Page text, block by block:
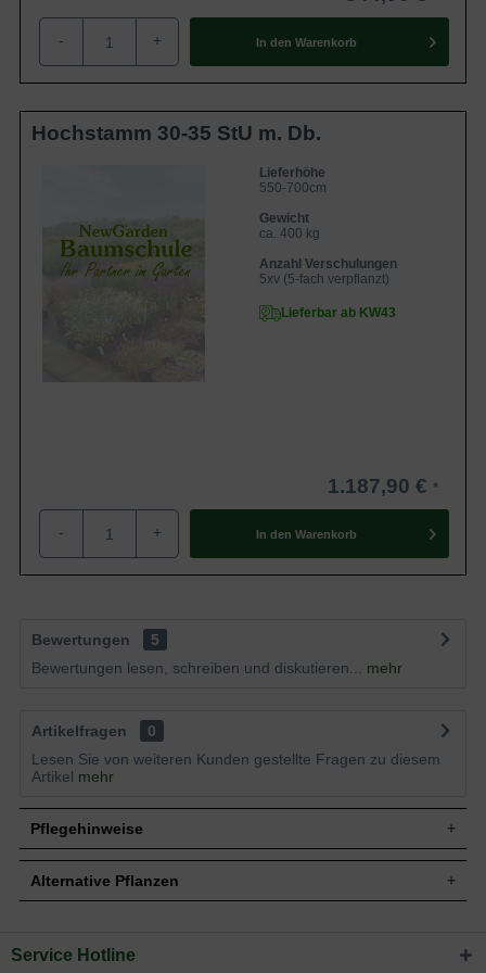
- + In den Warenkorb
Hochstamm 30-35 StU m. Db.
Lieferhöhe
550-700cm
Gewicht
ca. 400 kg
Anzahl Verschulungen
5xv (5-fach verpflanzt)
Lieferbar ab KW43
1.187,90 €
- + In den Warenkorb
Bewertungen
5
Bewertungen lesen, schreiben und diskutieren...
mehr
Artikelfragen
0
Lesen Sie von weiteren Kunden gestellte Fragen zu diesem
Artikel mehr
Pflegehinweise
Pflanz- und Pflegetipps Fraxinus excelsior
Esche 'Altena'
Alternative Pflanzen
Sie suchen eine Alternative?
Service Hotline